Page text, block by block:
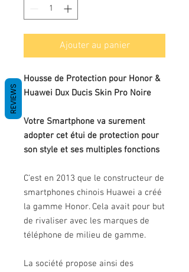
Ajouter au panier
Housse de Protection pour Honor &
Huawei Dux Ducis Skin Pro Noire
Votre Smartphone va surement
adopter cet étui de protection pour
son style et ses multiples fonctions
C’est en 2013 que le constructeur de
smartphones chinois Huawei a créé
la gamme Honor. Cela avait pour but
de rivaliser avec les marques de
téléphone de milieu de gamme.
La société propose ainsi des
REVIEWS